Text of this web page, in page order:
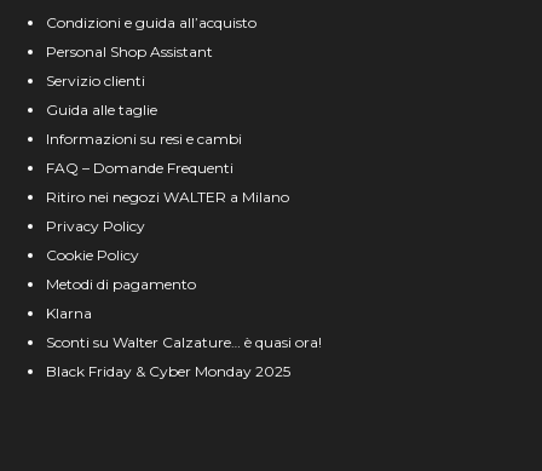
Condizioni e guida all’acquisto
Personal Shop Assistant
Servizio clienti
Guida alle taglie
Informazioni su resi e cambi
FAQ – Domande Frequenti
Ritiro nei negozi WALTER a Milano
Privacy Policy
Cookie Policy
Metodi di pagamento
Klarna
Sconti su Walter Calzature… è quasi ora!
Black Friday & Cyber Monday 2025